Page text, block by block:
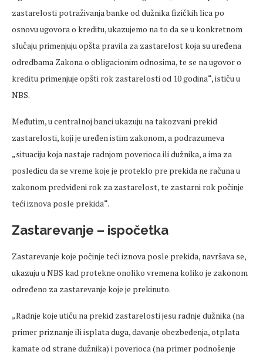
zastarelosti potraživanja banke od dužnika fizičkih lica po
osnovu ugovora o kreditu, ukazujemo na to da se u konkretnom
slučaju primenjuju opšta pravila za zastarelost koja su uređena
odredbama Zakona o obligacionim odnosima, te se na ugovor o
kreditu primenjuje opšti rok zastarelosti od 10 godina“, ističu u
NBS.
Međutim, u centralnoj banci ukazuju na takozvani prekid
zastarelosti, koji je uređen istim zakonom, a podrazumeva
„situaciju koja nastaje radnjom poverioca ili dužnika, a ima za
posledicu da se vreme koje je proteklo pre prekida ne računa u
zakonom predviđeni rok za zastarelost, te zastarni rok počinje
teći iznova posle prekida“.
Zastarevanje – ispočetka
Zastarevanje koje počinje teći iznova posle prekida, navršava se,
ukazuju u NBS kad protekne onoliko vremena koliko je zakonom
određeno za zastarevanje koje je prekinuto.
„Radnje koje utiču na prekid zastarelosti jesu radnje dužnika (na
primer priznanje ili isplata duga, davanje obezbeđenja, otplata
kamate od strane dužnika) i poverioca (na primer podnošenje